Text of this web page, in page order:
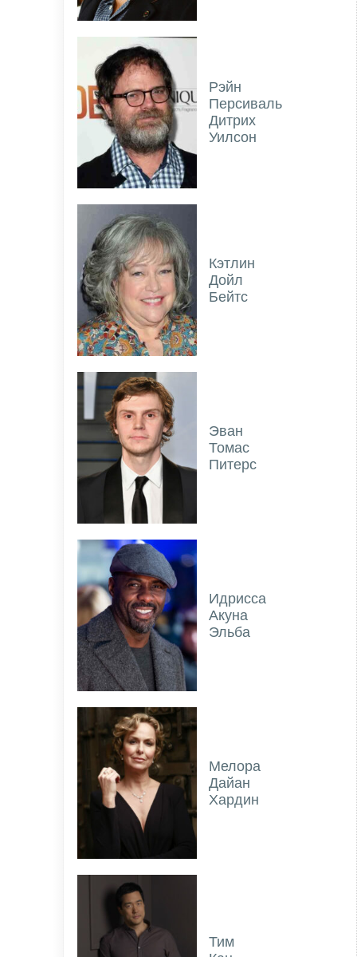
Рэйн
Персиваль
Дитрих
Уилсон
Кэтлин
Дойл
Бейтс
Эван
Томас
Питерс
Идрисса
Акуна
Эльба
Мелора
Дайан
Хардин
Тим